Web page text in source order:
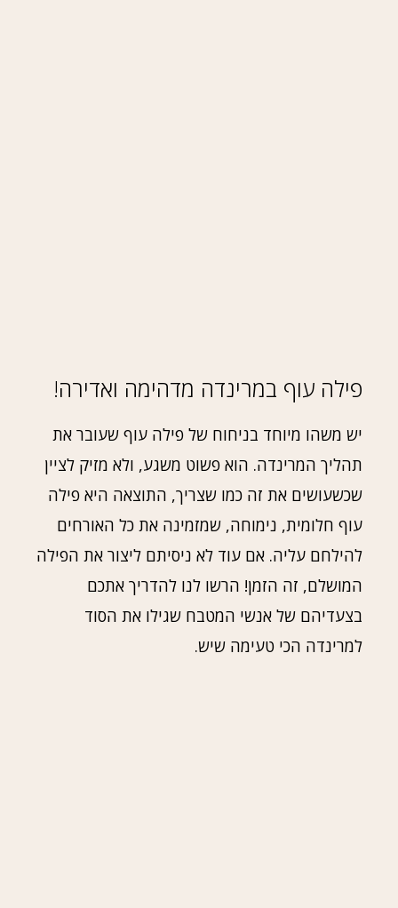
פילה עוף במרינדה מדהימה ואדירה!
יש משהו מיוחד בניחוח של פילה עוף שעובר את
תהליך המרינדה. הוא פשוט משגע, ולא מזיק לציין
שכשעושים את זה כמו שצריך, התוצאה היא פילה
עוף חלומית, נימוחה, שמזמינה את כל האורחים
להילחם עליה. אם עוד לא ניסיתם ליצור את הפילה
המושלם, זה הזמן! הרשו לנו להדריך אתכם
בצעדיהם של אנשי המטבח שגילו את הסוד
למרינדה הכי טעימה שיש.